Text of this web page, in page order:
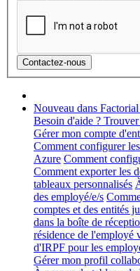
Nouveau dans
Besoin d'aide ?
Gérer mon compte
Comment configurer
Azure Comment
Comment exporter les
tableaux personnalisés
des employé/e/s
comptes et des entités
dans la boîte de
résidence de l'employé
d'IRPF pour les
Gérer mon profil